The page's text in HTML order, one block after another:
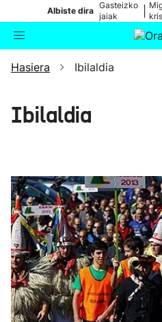
Albiste dira
Gasteizko
jaiak
Bilatzailea
Hasiera Ibilaldia
Ibilaldia